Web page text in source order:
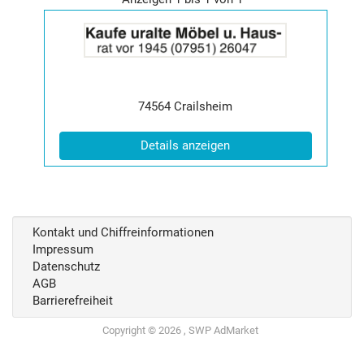
der
Anzeige
|
Postleitzahl:
74564 Ort:
Crailsheim
Details anzeigen(ID: 2014649)
Kontakt und Chiffreinformationen
Impressum
Datenschutz
AGB
Barrierefreiheit
Copyright © 2026 , SWP AdMarket